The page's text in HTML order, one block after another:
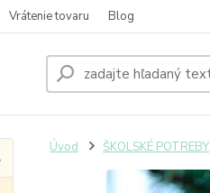
Vrátenie tovaru Blog
Úvod ŠKOLSKÉ POTREBY